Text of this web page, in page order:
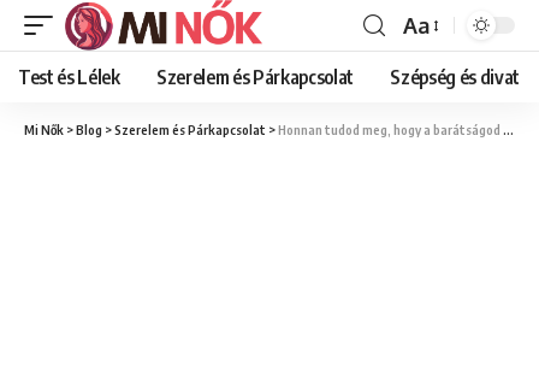
Font
Resizer
Aa
Test és Lélek Szerelem és Párkapcsolat Szépség és divat
Mi Nők >Blog >Szerelem és Párkapcsolat >Honnan tudod meg, hogy a barátságod értékes, vagy már ideje elengedni?